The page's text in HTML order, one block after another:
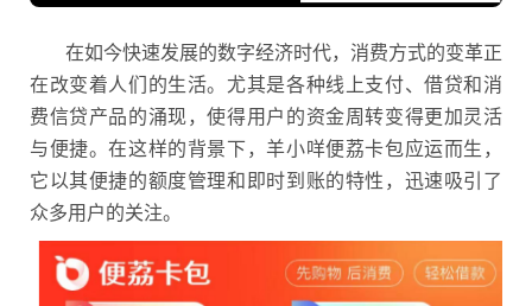
在如今快速发展的数字经济时代，消费方式的变革正
在改变着人们的生活。尤其是各种线上支付、借贷和消
费信贷产品的涌现，使得用户的资金周转变得更加灵活
与便捷。在这样的背景下，羊小咩便荔卡包应运而生，
它以其便捷的额度管理和即时到账的特性，迅速吸引了
众多用户的关注。